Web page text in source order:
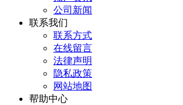
公司新闻
联系我们
联系方式
在线留言
法律声明
隐私政策
网站地图
帮助中心